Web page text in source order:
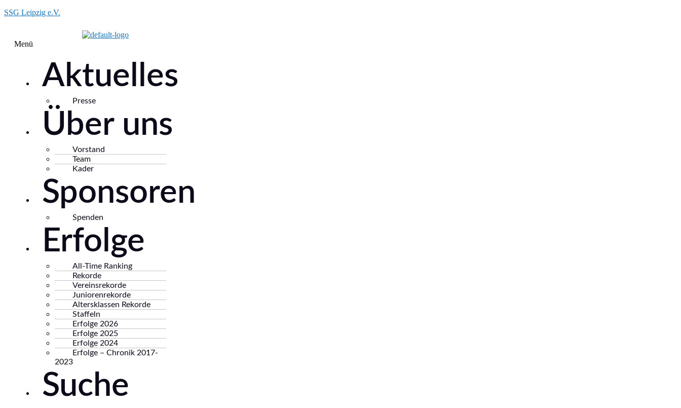
SSG Leipzig e.V.
Menü
Aktuelles
Presse
Über uns
Vorstand
Team
Kader
Sponsoren
Spenden
Erfolge
All-Time Ranking
Rekorde
Vereinsrekorde
Juniorenrekorde
Altersklassen Rekorde
Staffeln
Erfolge 2026
Erfolge 2025
Erfolge 2024
Erfolge – Chronik 2017-
2023
Suche